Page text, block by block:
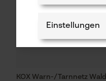
KOX Warn-/Tarnnetz Wald
Einstellungen